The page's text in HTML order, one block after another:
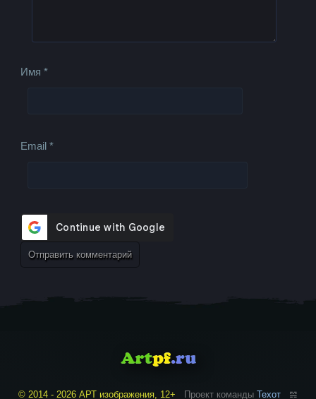
Имя*
Email*
© 2014 - 2026 АРТ изображения, 12+ Проект команды Техот 𝌴